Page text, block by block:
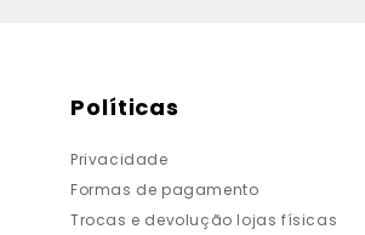
Políticas
Privacidade
Formas de pagamento
Trocas e devolução lojas físicas